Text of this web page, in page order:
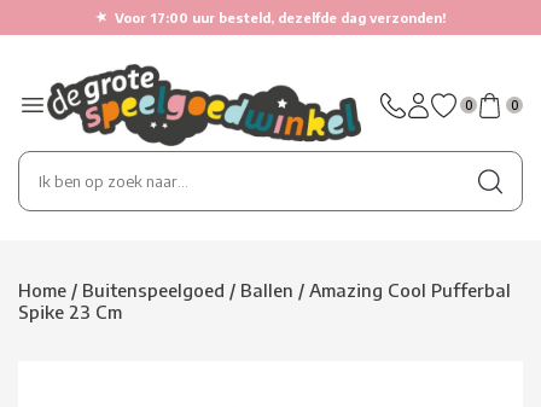
★ Voor 17:00 uur besteld, dezelfde dag verzonden!
0 0
Home / Buitenspeelgoed / Ballen / Amazing Cool Pufferbal
Spike 23 Cm